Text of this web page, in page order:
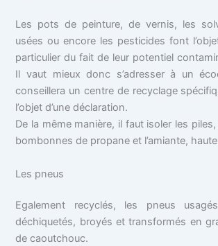
Les pots de peinture, de vernis, les
usées ou encore les pesticides font
particulier du fait de leur potentiel
Il vaut mieux donc s’adresser à un
conseillera un centre de recyclage
l’objet d’une déclaration.
De la même manière, il faut isoler les
bombonnes de propane et l’amiante,
Les pneus
Egalement recyclés, les pneus
déchiquetés, broyés et transformés en
de caoutchouc.